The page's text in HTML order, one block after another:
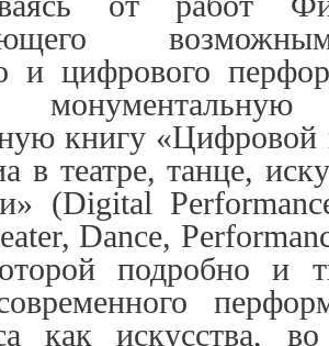
и цифрового
книгу «Цифровой
в театре, танце,
(Digital
Dance,
подробно и
как искусства,